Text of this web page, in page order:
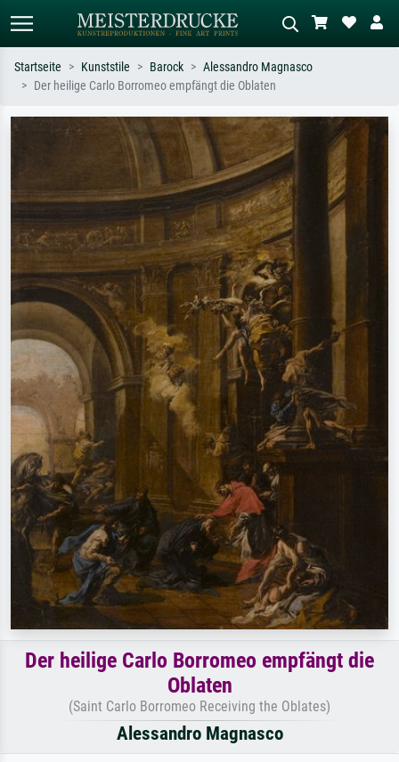
Suchen Sie nach Künstlern, Werktiteln
oder Stilen – z.B. Monet,
Sternennacht, Impressionismus, Welle
Beschreiben Sie die Szene – z.B. Grüne
Wiese, Abstrakt mit viel Rot, Dunkles
Ölgemälde, Stehender Akt neben einem
Baum.
Startseite Kunststile Barock
Alessandro Magnasco
Der heilige Carlo Borromeo empfängt die Oblaten
Der heilige Carlo Borromeo empfängt die
Oblaten
(Saint Carlo Borromeo Receiving the Oblates)
Alessandro Magnasco